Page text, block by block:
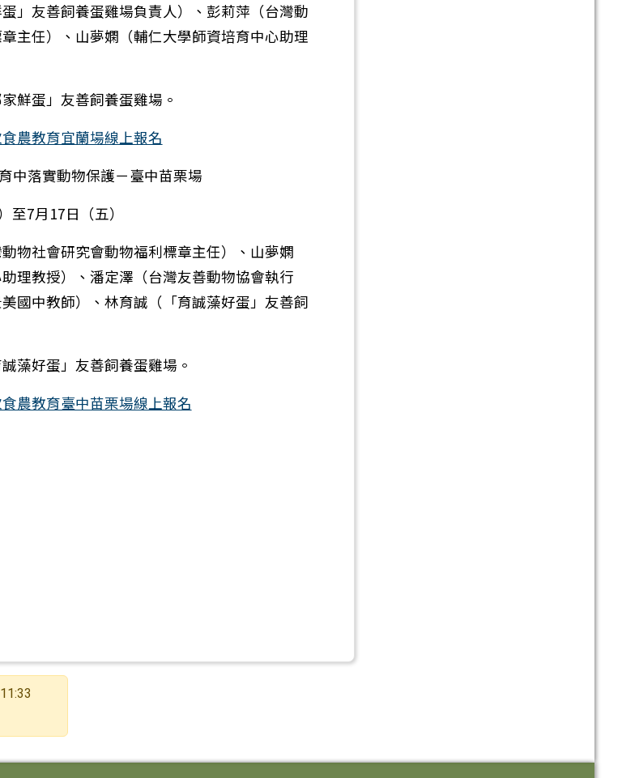
」友善飼養蛋雞場負責人）、彭莉萍（台灣動
主任）、山夢嫻（輔仁大學師資培育中心助理
鮮蛋」友善飼養蛋雞場。
農教育宜蘭場線上報名
中落實動物保護－臺中苗栗場
至7月17日（五）
物社會研究會動物福利標章主任）、山夢嫻
助理教授）、潘定澤（台灣友善動物協會執行
國中教師）、林育誠（「育誠藻好蛋」友善飼
藻好蛋」友善飼養蛋雞場。
農教育臺中苗栗場線上報名